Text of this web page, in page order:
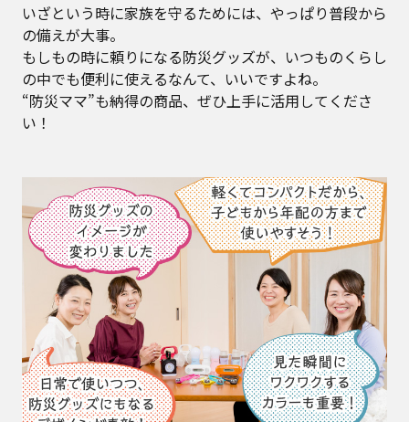
いざという時に家族を守るためには、やっぱり普段から
の備えが大事。
もしもの時に頼りになる防災グッズが、いつものくらし
の中でも便利に使えるなんて、いいですよね。
“防災ママ”も納得の商品、ぜひ上手に活用してくださ
い！